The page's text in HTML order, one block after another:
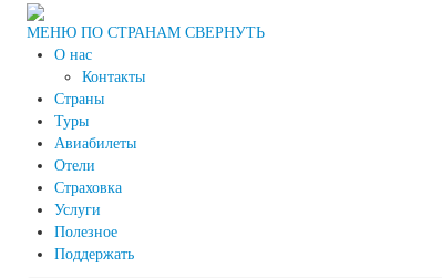
МЕНЮ ПО СТРАНАМ СВЕРНУТЬ
О нас
Контакты
Страны
Туры
Авиабилеты
Отели
Страховка
Услуги
Полезное
Поддержать